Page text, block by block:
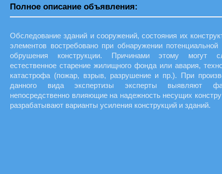
Полное описание объявления:
Обследование зданий и сооружений, состояния их
элементов востребовано при обнаружении потенциальной
обрушения конструкции. Причинами этому могут
естественное старение жилищного фонда или авария,
катастрофа (пожар, взрыв, разрушение и пр.). При
данного вида экспертизы эксперты выявляют
непосредственно влияющие на надежность несущих
разрабатывают варианты усиления конструкций и зданий.